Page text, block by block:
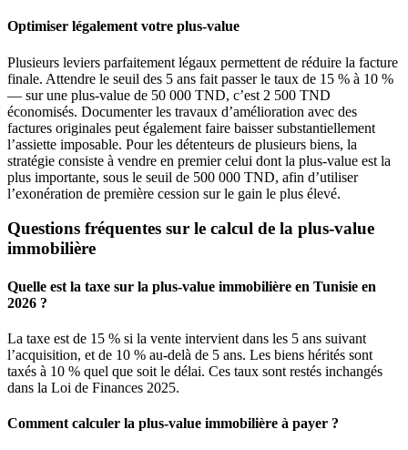
Optimiser légalement votre plus-value
Plusieurs leviers parfaitement légaux permettent de réduire la facture
finale. Attendre le seuil des 5 ans fait passer le taux de 15 % à 10 %
— sur une plus-value de 50 000 TND, c’est 2 500 TND
économisés. Documenter les travaux d’amélioration avec des
factures originales peut également faire baisser substantiellement
l’assiette imposable. Pour les détenteurs de plusieurs biens, la
stratégie consiste à vendre en premier celui dont la plus-value est la
plus importante, sous le seuil de 500 000 TND, afin d’utiliser
l’exonération de première cession sur le gain le plus élevé.
Questions fréquentes sur le calcul de la plus-value
immobilière
Quelle est la taxe sur la plus-value immobilière en Tunisie en
2026 ?
La taxe est de 15 % si la vente intervient dans les 5 ans suivant
l’acquisition, et de 10 % au-delà de 5 ans. Les biens hérités sont
taxés à 10 % quel que soit le délai. Ces taux sont restés inchangés
dans la Loi de Finances 2025.
Comment calculer la plus-value immobilière à payer ?